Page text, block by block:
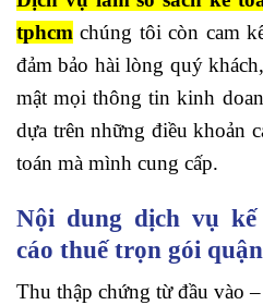
tphcm chúng tôi còn cam
đảm bảo hài lòng quý
mật mọi thông tin kinh
dựa trên những điều khoản
toán mà mình cung cấp.
Nội dung dịch vụ
cáo thuế trọn gói
Thu thập chứng từ đầu vào –